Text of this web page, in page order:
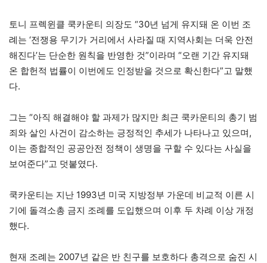
토니 프렉윈클 쿡카운티 의장도 “30년 넘게 유지돼 온 이번 조
례는 ‘전쟁용 무기가 거리에서 사라질 때 지역사회는 더욱 안전
해진다’는 단순한 원칙을 반영한 것”이라며 “오랜 기간 유지돼
온 합헌적 법률이 이번에도 인정받을 것으로 확신한다”고 말했
다.
그는 “아직 해결해야 할 과제가 많지만 최근 쿡카운티의 총기 범
죄와 살인 사건이 감소하는 긍정적인 추세가 나타나고 있으며,
이는 종합적인 공공안전 정책이 생명을 구할 수 있다는 사실을
보여준다”고 덧붙였다.
쿡카운티는 지난 1993년 미국 지방정부 가운데 비교적 이른 시
기에 돌격소총 금지 조례를 도입했으며 이후 두 차례 이상 개정
했다.
현재 조례는 2007년 같은 반 친구를 보호하다 총격으로 숨진 시